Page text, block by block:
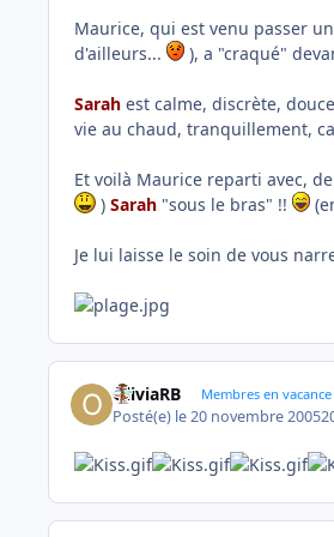
Maurice, qui est venu passer
d'ailleurs...
), a "craqué"
Sarah est calme, discrète,
vie au chaud, tranquillement,
Et voilà Maurice reparti avec,
) Sarah "sous le bras" !!
Je lui laisse le soin de vous
OliviaRB Membres en vacance
Posté(e) le 20 novembre 2005